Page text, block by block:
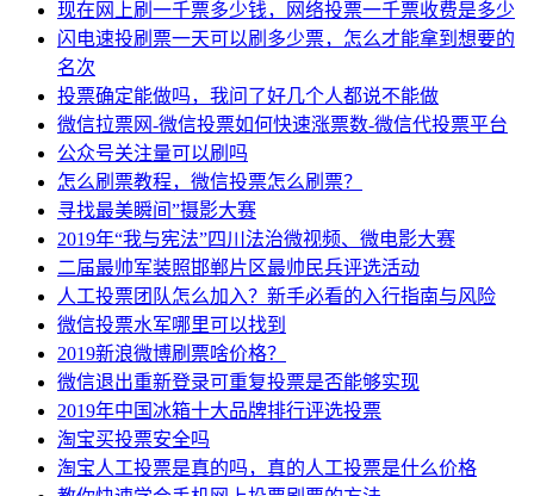
现在网上刷一千票多少钱，网络投票一千票收费是多少
闪电速投刷票一天可以刷多少票，怎么才能拿到想要的
名次
投票确定能做吗，我问了好几个人都说不能做
微信拉票网-微信投票如何快速涨票数-微信代投票平台
公众号关注量可以刷吗
怎么刷票教程，微信投票怎么刷票？
寻找最美瞬间”摄影大赛
2019年“我与宪法”四川法治微视频、微电影大赛
二届最帅军装照邯郸片区最帅民兵评选活动
人工投票团队怎么加入？新手必看的入行指南与风险
​微信投票水军哪里可以找到
2019新浪微博刷票啥价格？
微信退出重新登录可重复投票是否能够实现
2019年中国冰箱十大品牌排行评选投票
淘宝买投票安全吗
淘宝人工投票是真的吗，真的人工投票是什么价格